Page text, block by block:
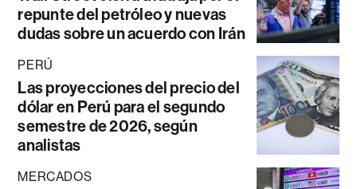
repunte del petróleo y nuevas
dudas sobre un acuerdo con Irán
PERÚ
Las proyecciones del precio del
dólar en Perú para el segundo
semestre de 2026, según
analistas
MERCADOS